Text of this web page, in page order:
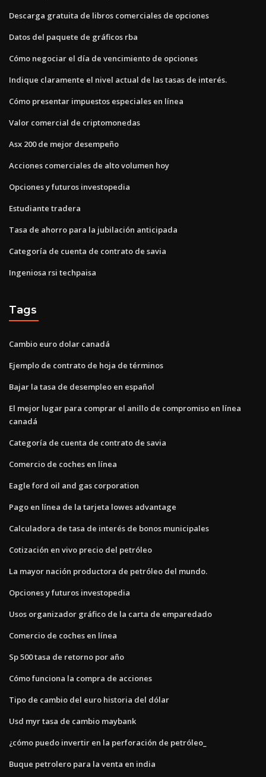
Descarga gratuita de libros comerciales de opciones
Datos del paquete de gráficos rba
Cómo negociar el día de vencimiento de opciones
Indique claramente el nivel actual de las tasas de interés.
Cómo presentar impuestos especiales en línea
Valor comercial de criptomonedas
Asx 200 de mejor desempeño
Acciones comerciales de alto volumen hoy
Opciones y futuros investopedia
Estudiante tradera
Tasa de ahorro para la jubilación anticipada
Categoría de cuenta de contrato de savia
Ingeniosa rsi techpaisa
Tags
Cambio euro dolar canadá
Ejemplo de contrato de hoja de términos
Bajar la tasa de desempleo en español
El mejor lugar para comprar el anillo de compromiso en línea
canadá
Categoría de cuenta de contrato de savia
Comercio de coches en línea
Eagle ford oil and gas corporation
Pago en línea de la tarjeta lowes advantage
Calculadora de tasa de interés de bonos municipales
Cotización en vivo precio del petróleo
La mayor nación productora de petróleo del mundo.
Opciones y futuros investopedia
Usos organizador gráfico de la carta de emparedado
Comercio de coches en línea
Sp 500 tasa de retorno por año
Cómo funciona la compra de acciones
Tipo de cambio del euro historia del dólar
Usd myr tasa de cambio maybank
¿cómo puedo invertir en la perforación de petróleo_
Buque petrolero para la venta en india